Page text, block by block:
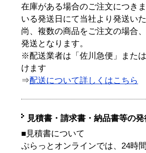
在庫がある場合のご注文につき
いる発送日にて当社より発送い
尚、複数の商品をご注文の場合
発送となります。
※配送業者は「佐川急便」また
けます
⇒配送について詳しくはこちら
見積書・請求書・納品書等の
■見積書について
ぷらっとオンラインでは、24時